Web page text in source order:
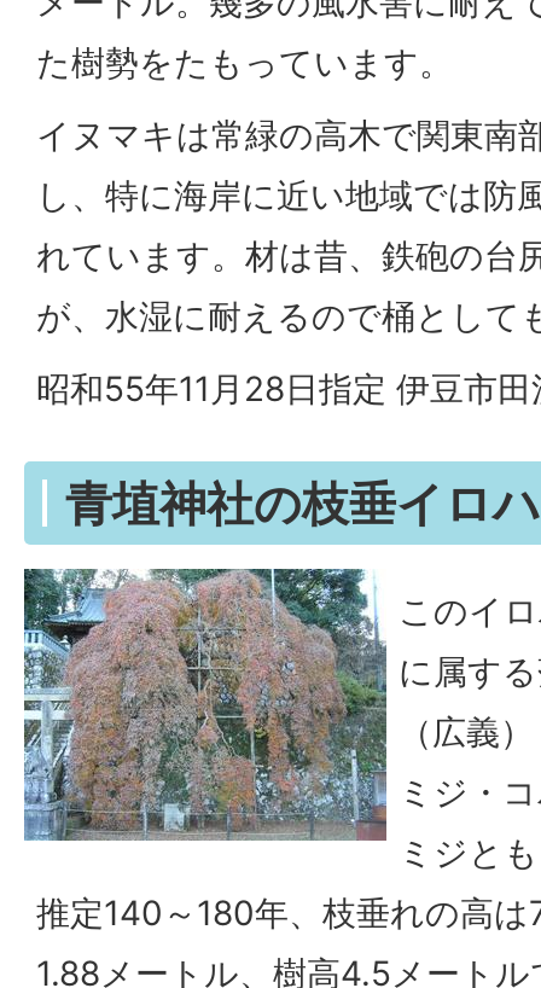
た樹勢をたもっています。
イヌマキは常緑の高木で関東南
し、特に海岸に近い地域では防
れています。材は昔、鉄砲の台
が、水湿に耐えるので桶として
昭和55年11月28日指定 伊豆市田
青埴神社の枝垂イロ
このイ
に属す
（広義
ミジ・
ミジと
推定140～180年、枝垂れの高
1.88メートル、樹高4.5メート